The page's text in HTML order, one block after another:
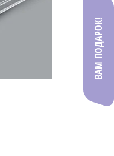
ВАМ ПОДАРОК!